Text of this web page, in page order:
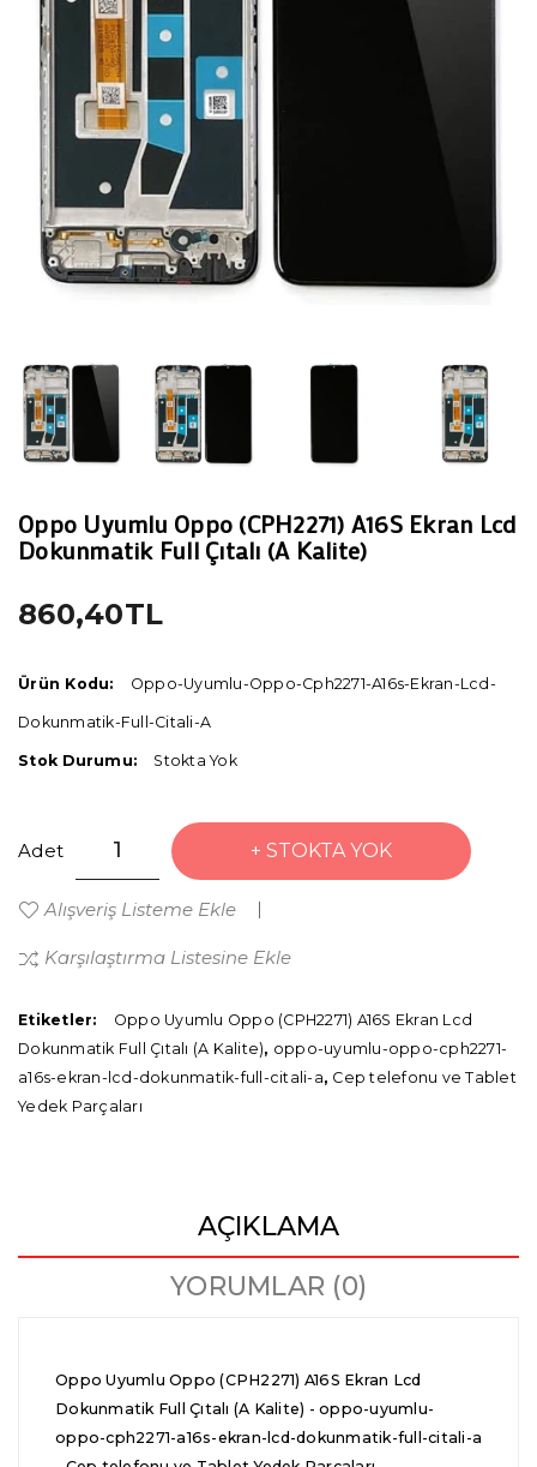
Oppo Uyumlu Oppo (CPH2271) A16S Ekran Lcd
Dokunmatik Full Çıtalı (A Kalite)
860,40TL
Ürün Kodu: Oppo-Uyumlu-Oppo-Cph2271-A16s-Ekran-Lcd-
Dokunmatik-Full-Citali-A
Stok Durumu: Stokta Yok
Adet STOKTA YOK
Alışveriş Listeme Ekle
Karşılaştırma Listesine Ekle
Etiketler:
Oppo Uyumlu Oppo (CPH2271) A16S Ekran Lcd
Dokunmatik Full Çıtalı (A Kalite), oppo-uyumlu-oppo-cph2271-
a16s-ekran-lcd-dokunmatik-full-citali-a, Cep telefonu ve Tablet
Yedek Parçaları
AÇIKLAMA
YORUMLAR (0)
Oppo Uyumlu Oppo (CPH2271) A16S Ekran Lcd
Dokunmatik Full Çıtalı (A Kalite) - oppo-uyumlu-
oppo-cph2271-a16s-ekran-lcd-dokunmatik-full-citali-a